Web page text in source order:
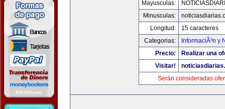
Mayusculas:
Minusculas:
Longitud:
15 caracteres
Categorias:
InformaciÃ³n y
Precio:
Realizar una
Visitar!
Serán consideradas